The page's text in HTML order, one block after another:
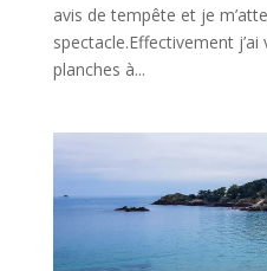
avis de tempête et je
spectacle.Effectivement
planches à...